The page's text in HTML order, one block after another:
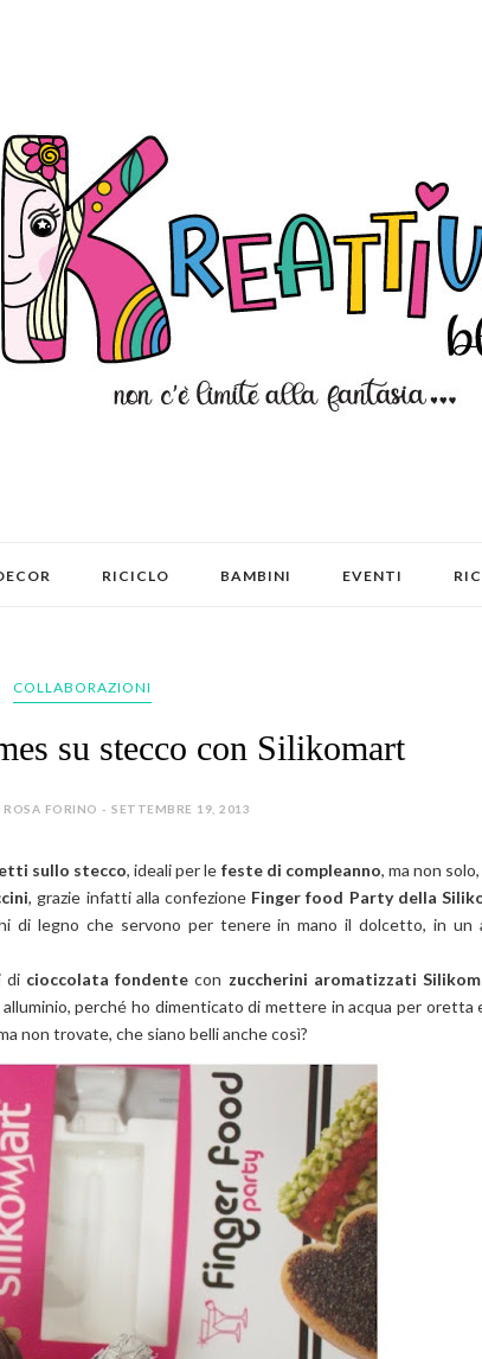
RICICLO BAMBINI EVENTI
COLLABORAZIONI
su stecco con Silikomart
FORINO - SETTEMBRE 19, 2013
sullo stecco, ideali per le feste di compleanno, ma non
, grazie infatti alla confezione Finger food Party della
di legno che servono per tenere in mano il dolcetto, in un
di cioccolata fondente con zuccherini aromatizzati
perché ho dimenticato di mettere in acqua per oretta
non trovate, che siano belli anche così?